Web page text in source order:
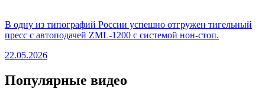
В одну из типографий России успешно отгружен тигельный
пресс с автоподачей ZML-1200 с системой нон-стоп.
22.05.2026
Популярные видео